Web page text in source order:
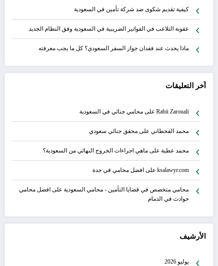
كيفية تقديم شكوى ضد شركة تأمين في السعودية
عقوبة التلاعب في الفواتير الضريبية في السعودية وفق النظام الجديد
ماذا يحدث عند فقدان جواز السفر السعودي؟ كل ما يجب معرفته
آخر التعليقات
Rabii Zarouali على محامي جنائي في السعودية
محمد القحطاني على محقق جنائي سعودي
محمد عطية على ماهي اجراءات الخروج النهائي من السعودية؟
ksalawyr.com على افضل محامي في جدة
محامي متخصص في قضايا التأمين - محامي السعودية على افضل محامي
حوادث في الدمام
الأرشيف
يوليو 2026